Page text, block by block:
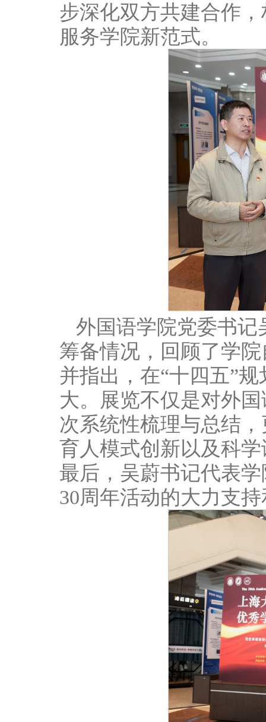
步深化双方共建合作
服务学院新范式。
外国语学院党委书记
筹备情况，回顾了学
并指出，在“十四五”
大。展览不仅是对外
次系统性梳理与总结
育人模式创新以及科
最后，吴蔚书记代表
30周年活动的大力支